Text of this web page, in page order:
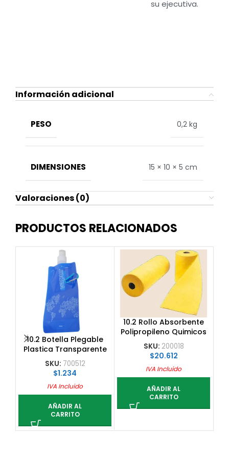
su ejecutiva.
Información adicional
PESO 0,2 kg
DIMENSIONES 15 × 10 × 5 cm
Valoraciones (0)
PRODUCTOS RELACIONADOS
10.2 Botella Plegable
Plastica Transparente
480 Ml
SKU: 700512
$1.234
IVA Incluido
AÑADIR AL
CARRITO
10.2 Rollo Absorbente
Polipropileno Quimicos
162 L, 0.4X40 M
SKU: 200018
$20.612
IVA Incluido
AÑADIR AL
CARRITO